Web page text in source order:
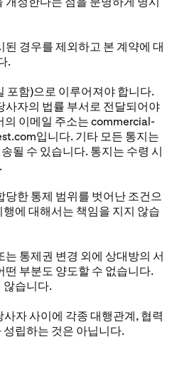
경우를 제외하고 본 계약에 대
.
포함)으로 이루어져야 합니다.
사자의 법률 부서로 전달되어야
의 이메일 주소는 commercial-
입니다. 기타 모든 통지는
될 수 있습니다. 통지는 수령 시
당한 통제 범위를 벗어난 조건으
에 대해서는 책임을 지지 않습
통제권 변경 외에 상대방의 서
떤 부분도 양도할 수 없습니다.
않습니다.
자 사이에 각종 대행관계, 협력
립하는 것은 아닙니다.